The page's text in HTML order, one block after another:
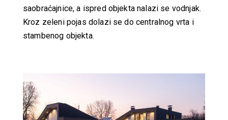
saobraćajnice, a ispred objekta nalazi se vodnjak.
Kroz zeleni pojas dolazi se do centralnog vrta i
stambenog objekta.